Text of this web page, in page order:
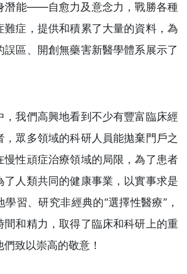
潛能——自愈力及意念力，戰勝各種
難症，提供和積累了大量的資料，為
誤區、開創無藥害新醫學體系展示了
，我們高興地看到不少有豐富臨床經
，眾多領域的科研人員能拋棄門戶之
慢性頑症治療領域的局限，為了患者
了人類共同的健康事業，以實事求是
習、研究非經典的“選擇性醫療”，
間和精力，取得了臨床和科研上的重
致以崇高的敬意！